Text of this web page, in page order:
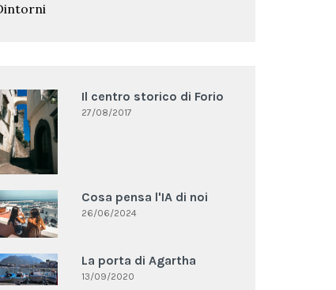
Il centro storico di Forio
27/08/2017
Cosa pensa l'IA di noi
26/06/2024
La porta di Agartha
13/09/2020